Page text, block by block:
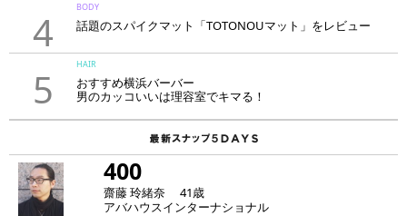
4
BODY
話題のスパイクマット「TOTONOUマット」をレビュー
5
HAIR
おすすめ横浜バーバー
男のカッコいいは理容室でキマる！
400
齋藤 玲緒奈 41歳
アバハウスインターナショナル